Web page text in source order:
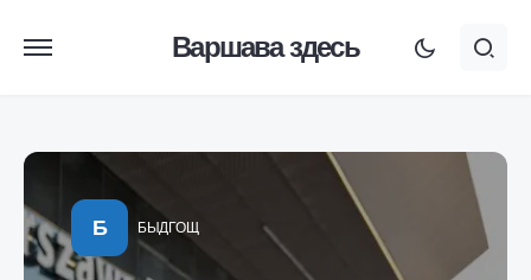
Варшава здесь
Б БЫДГОЩ